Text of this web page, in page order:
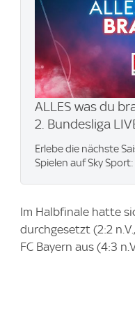
ALLES was du
2. Bundesliga
Erlebe die nächste
Spielen auf Sky
Im Halbfinale hatte
durchgesetzt (2:2
FC Bayern aus (4:3